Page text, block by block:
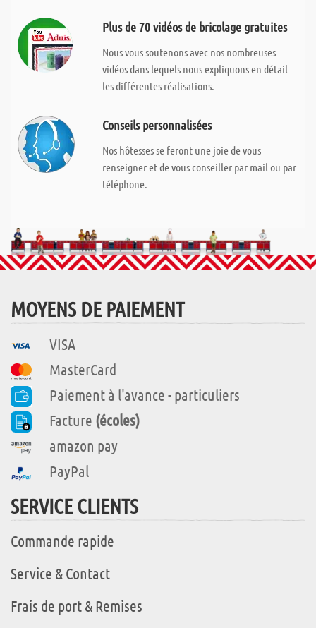
Plus de 70 vidéos de bricolage gratuites
Nous vous soutenons avec nos nombreuses
vidéos dans lequels nous expliquons en détail
les différentes réalisations.
Conseils personnalisées
Nos hôtesses se feront une joie de vous
renseigner et de vous conseiller par mail ou par
téléphone.
MOYENS DE PAIEMENT
VISA
MasterCard
Paiement à l'avance - particuliers
Facture (écoles)
amazon pay
PayPal
SERVICE CLIENTS
Commande rapide
Service & Contact
Frais de port & Remises